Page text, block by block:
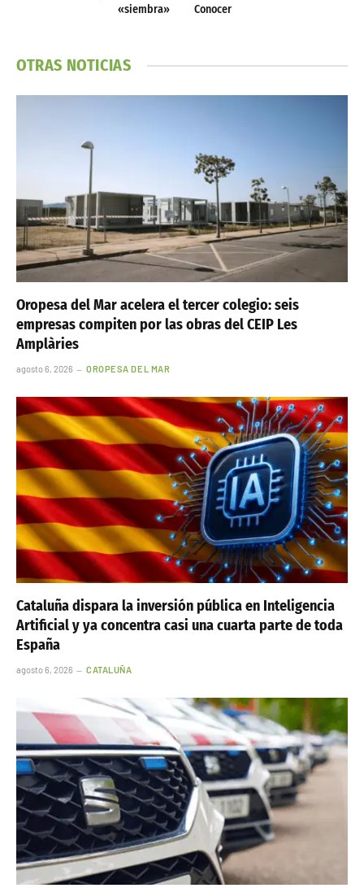
«siembra»
Conocer
OTRAS NOTICIAS
Oropesa del Mar acelera el tercer colegio: seis
empresas compiten por las obras del CEIP Les
Amplàries
agosto 6, 2026 OROPESA DEL MAR
Cataluña dispara la inversión pública en Inteligencia
Artificial y ya concentra casi una cuarta parte de toda
España
agosto 6, 2026 CATALUÑA